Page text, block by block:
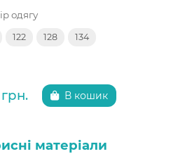
одягу
122 128 134
В кошик
матеріали